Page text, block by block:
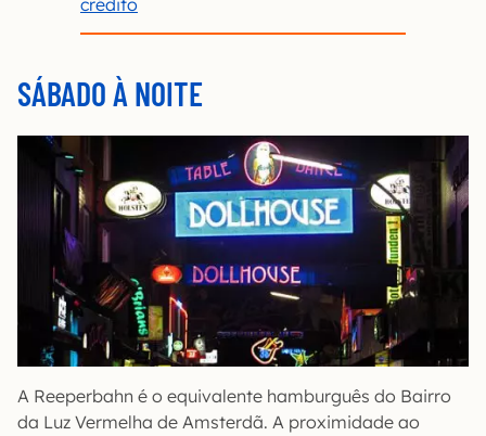
crédito
SÁBADO À NOITE
A Reeperbahn é o equivalente hamburguês do Bairro
da Luz Vermelha de Amsterdã. A proximidade ao